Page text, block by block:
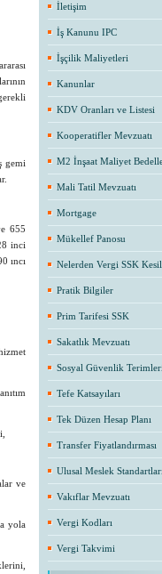
gemi
655
inci
ıncı
ve
yola
İletişim
İş Kanunu IPC
İşçilik Maliyetleri
Kanunlar
KDV Oranları ve Listesi
Kooperatifler Mevzuatı
M2 İnşaat Maliyet
Mali Tatil Mevzuatı
Mortgage
Mükellef Panosu
Nelerden Vergi SSK
Pratik Bilgiler
Prim Tarifesi SSK
Sakatlık Mevzuatı
Sosyal Güvenlik
Tefe Katsayıları
Tek Düzen Hesap Planı
Transfer Fiyatlandırması
Ulusal Meslek Standartları
Vakıflar Mevzuatı
Vergi Kodları
Vergi Takvimi